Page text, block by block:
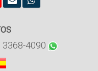
3368-4090